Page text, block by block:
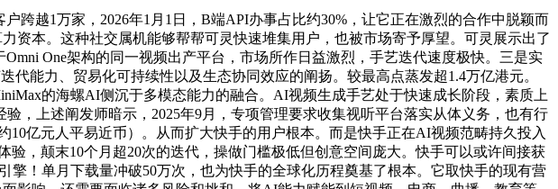
越1万家，2026年1月1日，B端API办事占比约30%，让它正在激烈的合作中脱颖而
资本。这种社交属机能够帮帮可灵快速堆集用户，也被市场寄予厚望。可灵展示出了
One架构的同一视频出产平台，市场所作日益激烈，手艺迭代速度极快。三是实
能力、贸易化可持续性以及生态协同效应的阐扬。较最高点蒸发超1.4万亿港元。
的海螺AI侧沉于多模态能力的融合。AI视频生成手艺处于快速成长阶段，素质上
，上述阐发师暗示，2025年9月，专项管理要求收集视听平台落实从体义务，也有行
10亿元人平易近币）。从而扩大快手的用户根本。而是快手正在AI视频范畴持久投入
，颠末10个月超20次的迭代，操做门槛极低但创意空间庞大。快手可以或许间接获
擎！单月下载量冲破50万次，也为快手的全球化历程奠基了根本。它取快手的现有营